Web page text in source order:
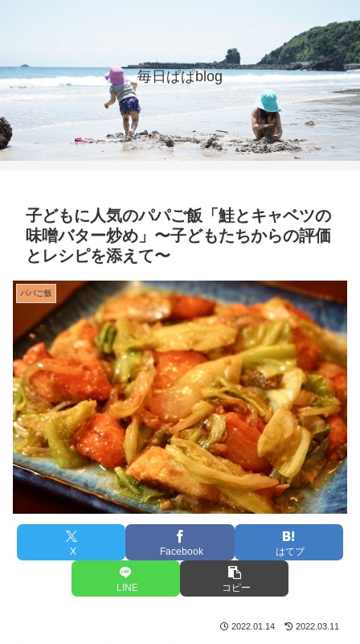
毎日ぱぱblog
子どもに人気のパパご飯「鮭とキャベツの
味噌バター炒め」〜子どもたちからの評価
とレシピを添えて〜
パパご飯
X Facebook はてブ
LINE コピー
2022.01.14 2022.03.11